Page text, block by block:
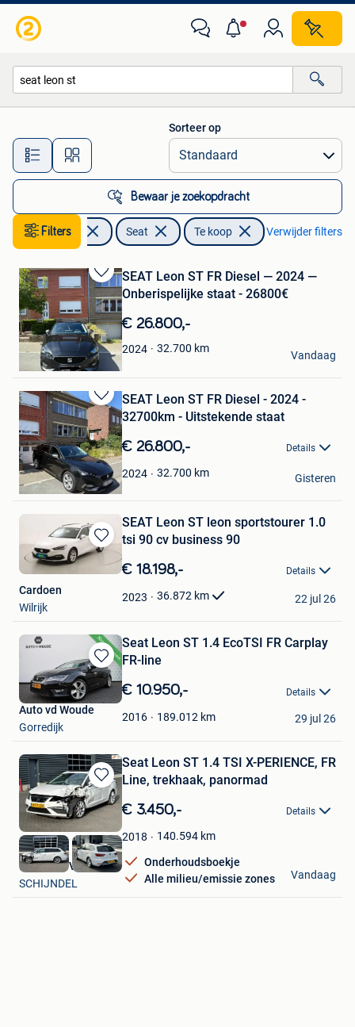
Alle afstanden…
Sorteer op
Bewaar je zoekopdracht
Filters
Auto's Seat Te koop Verwijder filters
Bewaren
in
Mijn
Favorieten
SEAT Leon ST FR Diesel — 2024 —
Onberispelijke staat - 26800€
€ 26.800,-
2024 32.700 km
h.a
Halle
Vandaag
Bewaren
in
Mijn
Favorieten
SEAT Leon ST FR Diesel - 2024 -
32700km - Uitstekende staat
€ 26.800,- Details
2024 32.700 km
Daphné M
Halle
Gisteren
Bewaren
in
Mijn
Favorieten
SEAT Leon ST leon sportstourer 1.0
tsi 90 cv business 90
€ 18.198,- Details
2023 36.872 km
Cardoen
Wilrijk
22 jul 26
Bewaren
in
Mijn
Favorieten
Seat Leon ST 1.4 EcoTSI FR Carplay
FR-line
€ 10.950,- Details
2016 189.012 km
Auto vd Woude
Gorredijk
29 jul 26
Bewaren
in
Mijn
Favorieten
Seat Leon ST 1.4 TSI X-PERIENCE, FR
Line, trekhaak, panormad
€ 3.450,- Details
2018 140.594 km
Onderhoudsboekje
Alle milieu/emissie zones
Mettler B.V.
SCHIJNDEL
Vandaag